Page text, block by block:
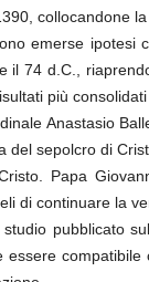
collocandone
emerse ipotesi
il 74 d.C.,
più
Anastasio
del sepolcro di
Papa
di continuare la
pubblicato
essere